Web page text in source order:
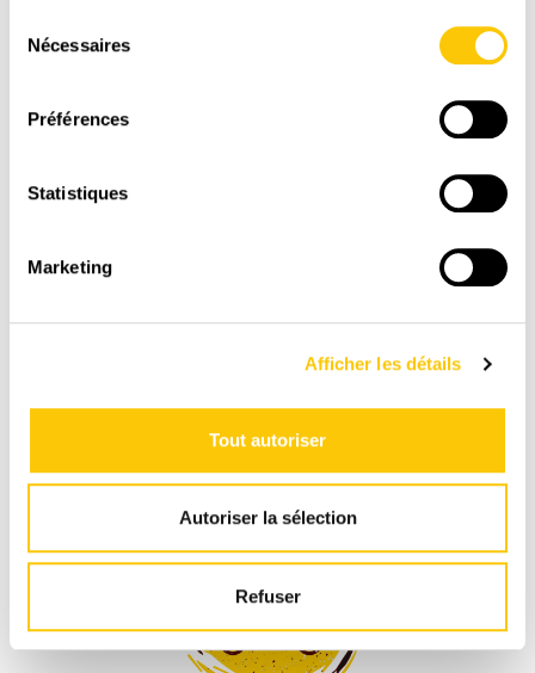
Nécessaires
Préférences
Statistiques
Marketing
Afficher les détails
Tout autoriser
Autoriser la sélection
Refuser
1-3 jours ouvrables avec La Poste CH
PAIEMENT
suisse et sécurisée